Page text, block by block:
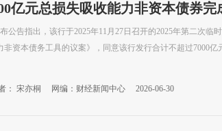
亿元总损失吸收能力非资本债券完
公告指出，该行于2025年11月27日召开的2025年第二次临
非资本债务工具的议案》，同意该行发行合计不超过7000亿
： 宋亦桐 网编：财经新闻中心 2026-06-30